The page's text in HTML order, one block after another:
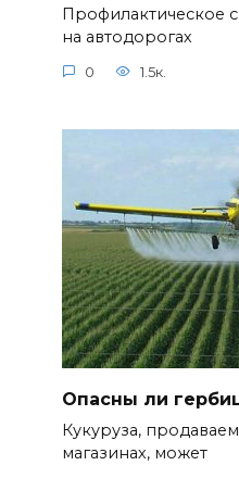
Профилактическое
на автодорогах
0 1.5к.
Опасны ли
Кукуруза,
магазинах, может